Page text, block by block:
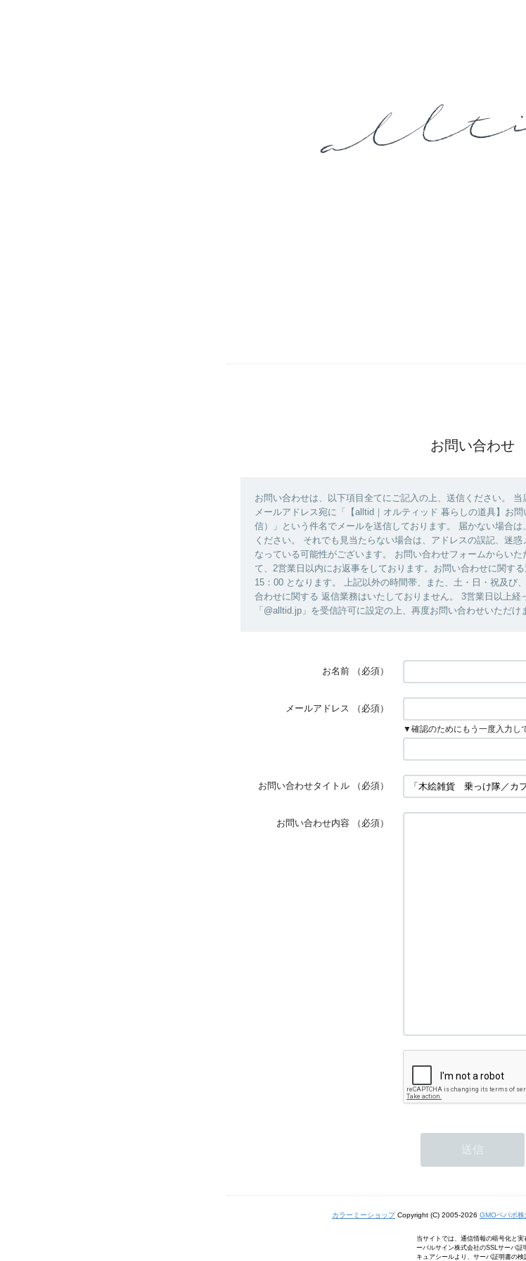
お問い合わせ
お問い合わせは、以下項目全てにご記入の上、送信ください。
メールアドレス宛に「【alltid｜オルティッド 暮らしの道具】お
信）」という件名でメールを送信しております。 届かない場合
ください。 それでも見当たらない場合は、アドレスの誤記、迷
なっている可能性がございます。 お問い合わせフォームからい
て、2営業日以内にお返事をしております。お問い合わせに関す
15：00 となります。 上記以外の時間帯、また、土・日・祝及び
合わせに関する 返信業務はいたしておりません。 3営業日以上
「@alltid.jp」を受信許可に設定の上、再度お問い合わせいただけ
お名前 （必須）
メールアドレス （必須）
▼確認のためにもう一度入力し
お問い合わせタイトル （必須）
お問い合わせ内容 （必須）
カラーミーショップCopyright (C) 2005-2026 GMOペパボ株
当サイトでは、通信情報の暗号化と
ーバルサイン株式会社のSSLサーバ証
キュアシールより、サーバ証明書の検